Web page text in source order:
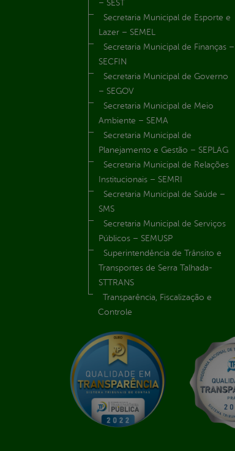
– SEST
Secretaria Municipal de Esporte e
Lazer – SEMEL
Secretaria Municipal de Finanças –
SECFIN
Secretaria Municipal de Governo
– SEGOV
Secretaria Municipal de Meio
Ambiente – SEMA
Secretaria Municipal de
Planejamento e Gestão – SEPLAG
Secretaria Municipal de Relações
Institucionais – SEMRI
Secretaria Municipal de Saúde –
SMS
Secretaria Municipal de Serviços
Públicos – SEMUSP
Superintendência de Trânsito e
Transportes de Serra Talhada-
STTRANS
Transparência, Fiscalização e
Controle